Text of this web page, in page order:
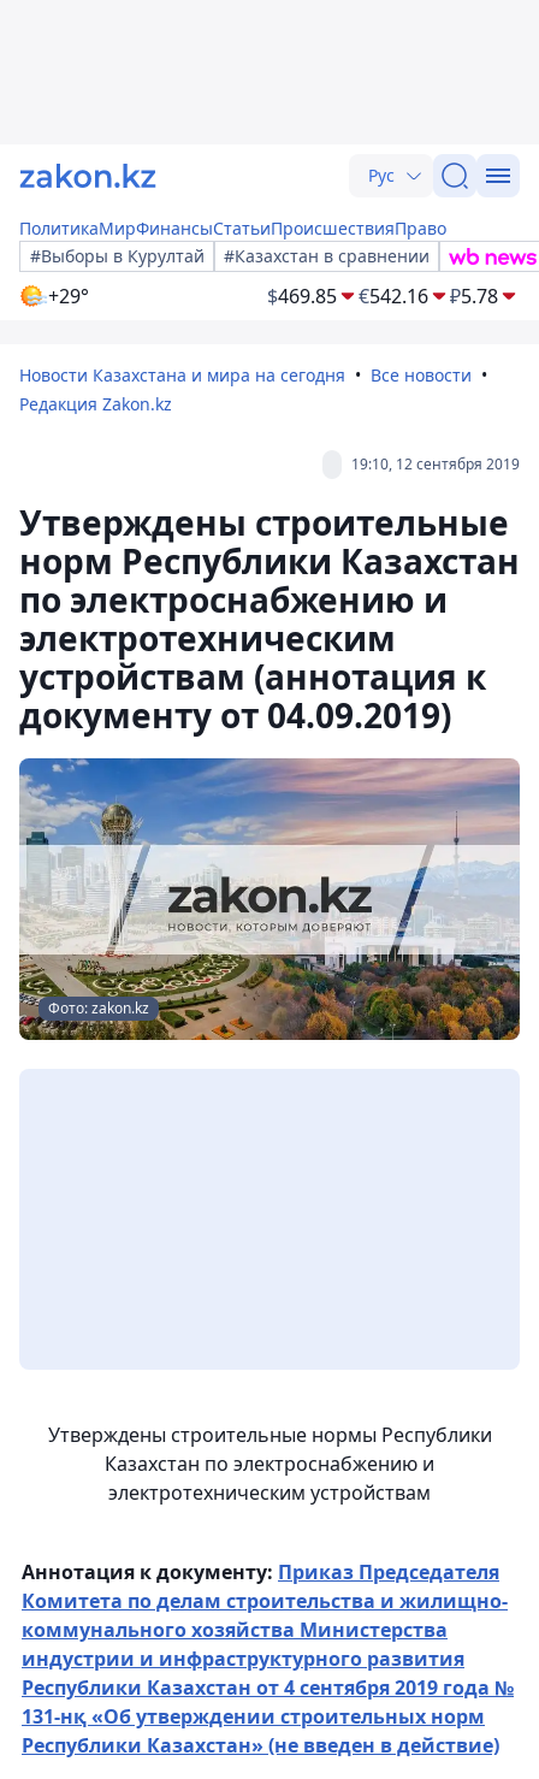
Рус
ПолитикаМирФинансыСтатьиПроисшествияПраво
#Выборы в Курултай
#Казахстан в сравнении
+29° $469.85 €542.16 ₽5.78
Новости Казахстана и мира на сегодня
Все новости
Редакция Zakon.kz
19:10, 12 сентября 2019
Утверждены строительные
норм Республики Казахстан
по электроснабжению и
электротехническим
устройствам (аннотация к
документу от 04.09.2019)
Фото: zakon.kz
Утверждены строительные нормы Республики
Казахстан по электроснабжению и
электротехническим устройствам
Аннотация к документу: Приказ Председателя
Комитета по делам строительства и жилищно-
коммунального хозяйства Министерства
индустрии и инфраструктурного развития
Республики Казахстан от 4 сентября 2019 года №
131-нқ «Об утверждении строительных норм
Республики Казахстан» (не введен в действие)